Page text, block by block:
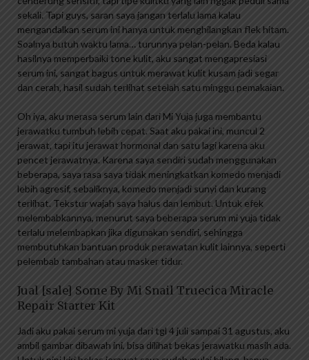
sekali. Tapi guys, saran saya jangan terlalu lama kalau
mengandalkan serum ini hanya untuk menghilangkan flek hitam.
Soalnya butuh waktu lama… turunnya pelan-pelan. Beda kalau
hasilnya memperbaiki tone kulit, aku sangat mengapresiasi
serum ini, sangat bagus untuk merawat kulit kusam jadi segar
dan cerah, hasil sudah terlihat setelah satu minggu pemakaian.
Oh iya, aku merasa serum lain dari Mi Yuja juga membantu
jerawatku tumbuh lebih cepat. Saat aku pakai ini, muncul 2
jerawat, tapi itu jerawat hormonal dan satu lagi karena aku
pencet jerawatnya. Karena saya sendiri sudah menggunakan
beberapa, saya rasa saya tidak meningkatkan komedo menjadi
lebih agresif, sebaliknya, komedo menjadi sunyi dan kurang
terlihat. Tekstur wajah saya halus dan lembut. Untuk efek
melembabkannya, menurut saya beberapa serum mi yuja tidak
terlalu melembapkan jika digunakan sendiri, sehingga
membutuhkan bantuan produk perawatan kulit lainnya, seperti
pelembab tambahan atau masker tidur.
Jual [sale] Some By Mi Snail Truecica Miracle
Repair Starter Kit
Jadi aku pakai serum mi yuja dari tgl 4 juli sampai 31 agustus, aku
ambil gambar dibawah ini, bisa dilihat bekas jerawatku masih ada.